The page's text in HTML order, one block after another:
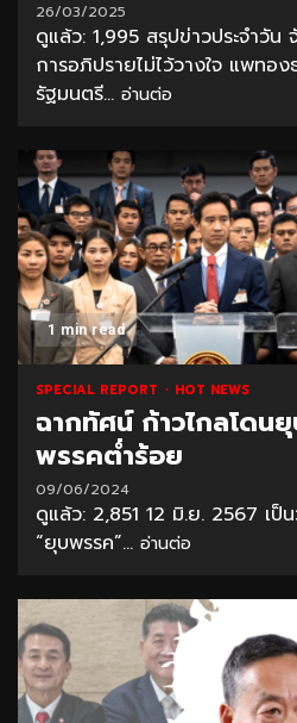
26/03/2025
ดูแล้ว: 1,995 สรุปข่าวประจำวั
การอภิปรายไม่ไว้วางใจ แพทอ
รัฐมนตรี... อ่านต่อ
1 min read
SPECIAL REPORT HOT NEWS
ฉากทัศน์ ก้าวไกลโดน
พรรคต่ำร้อย
09/06/2024
ดูแล้ว: 2,851 12 มิ.ย. 2567 เป็
“ยุบพรรค”... อ่านต่อ